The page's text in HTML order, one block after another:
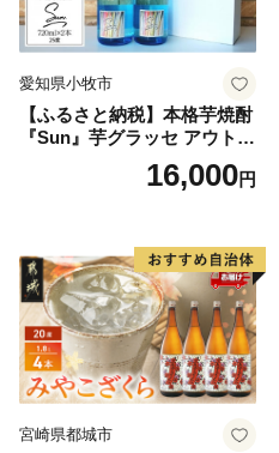
愛知県小牧市
【ふるさと納税】本格芋焼酎
『Sun』芋グラッセ アウトド
ア ソロキャンプ ベランピン
グ 巣ごもり 就労支援16,000円
宮崎県都城市